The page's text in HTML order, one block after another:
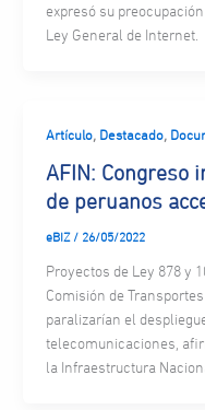
expresó su
Ley General de Internet.
Artículo, Destacado,
AFIN: Congreso
de peruanos
eBIZ / 26/05/2022
Proyectos de Ley 878 y
Comisión de
paralizarían el
telecomunicaciones,
la Infraestructura